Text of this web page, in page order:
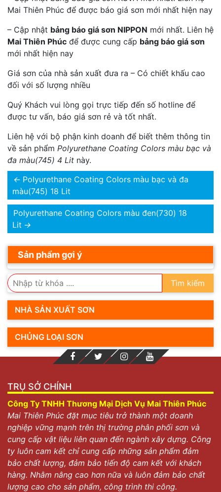
Mai Thiên Phúc để được báo giá sơn mới nhất hiện nay
– Cập nhật bảng báo giá sơn NIPPON mới nhất. Liên hệ
Mai Thiên Phúc để được cung cấp bảng báo giá sơn
mới nhất hiện nay
Giá sơn của nhà sản xuất đưa ra – Có chiết khấu cao
đối với số lượng nhiều
Quý Khách vui lòng gọi trực tiếp đến số hotline để
được tư vấn, báo giá sơn rẻ và tốt nhất.
Liên hệ với bộ phận kinh doanh để biết thêm thông tin
về sản phẩm Polyurethane Coating Colors màu bạc và
đa màu(745) 4 Lit này.
← Polyurethane Coating Colors màu bạc và đa
màu(745) 18 Lit
Polyurethane Coating Colors màu đen(730) 18
Lit →
Sản phẩm gợi ý
Tìm kiếm
NHÀ SẢN XUẤT SƠN
CHỦNG LOẠI SƠN
TRỤ SỞ CHÍNH
Công Ty TNHH Thương Mại Dịch Vụ Mai Thiên Phúc
Mai Thiên Phúc đặt mục tiêu trở thành một doanh
nghiệp vững mạnh trên thị trường phân phối sơn và
cung cấp vật liệu liên quan đến ngành xây dựng. Công
ty luôn cam kết chỉ cung cấp những sản phẩm đảm
bảo chất lượng, đảm bảo tiến độ cam kết với khách
hàng. Nhằm nâng cao hơn nữa và luôn đảm bảo chất
lượng cao cho sản phẩm, công trình thi công.